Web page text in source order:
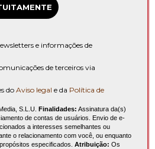
e informações de
de terceiros via
do Aviso legal e da Política de
S.L.U. Finalidades: Assinatura da(s)
de contas de usuários. Envio de e-
a interesses semelhantes ou
o relacionamento com você, ou enquanto
especificados. Atribuição: Os